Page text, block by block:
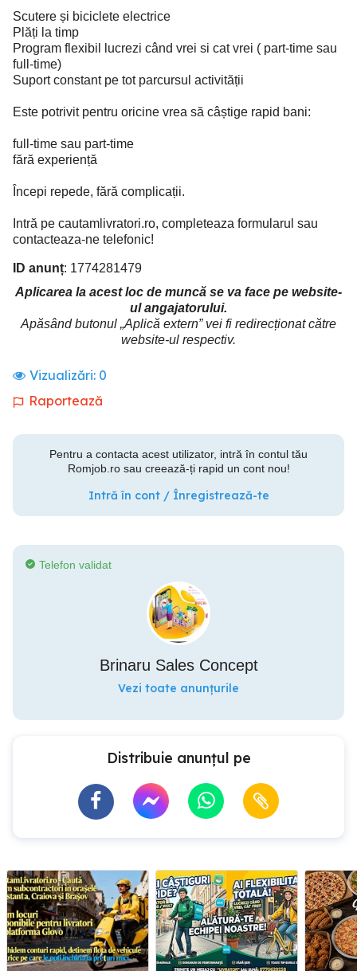
Scutere și biciclete electrice
Plăți la timp
Program flexibil lucrezi când vrei si cat vrei ( part-time sau
full-time)
Suport constant pe tot parcursul activității
Este potrivit pentru oricine vrea să câștige rapid bani:
full-time sau part-time
fără experiență
Începi repede, fără complicații.
Intră pe cautamlivratori.ro, completeaza formularul sau
contacteaza-ne telefonic!
ID anunț: 1774281479
Aplicarea la acest loc de muncă se va face pe website-
ul angajatorului.
Apăsând butonul „Aplică extern” vei fi redirecționat către
website-ul respectiv.
Vizualizări: 0
Raportează
Pentru a contacta acest utilizator, intră în contul tău
Romjob.ro sau creează-ți rapid un cont nou!
Intră în cont / Înregistrează-te
Telefon validat
Brinaru Sales Concept
Vezi toate anunțurile
Distribuie anunțul pe